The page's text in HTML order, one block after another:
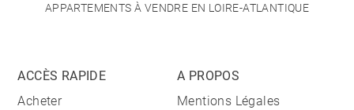
APPARTEMENTS À VENDRE EN LOIRE-ATLANTIQUE
ACCÈS RAPIDE
Acheter
A PROPOS
Mentions Légales